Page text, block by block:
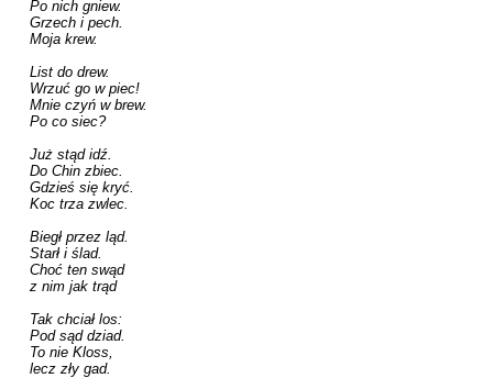
Po nich gniew.
Grzech i pech.
Moja krew.
List do drew.
Wrzuć go w piec!
Mnie czyń w brew.
Po co siec?
Już stąd idź.
Do Chin zbiec.
Gdzieś się kryć.
Koc trza zwlec.
Biegł przez ląd.
Starł i ślad.
Choć ten swąd
z nim jak trąd
Tak chciał los:
Pod sąd dziad.
To nie Kloss,
lecz zły gad.